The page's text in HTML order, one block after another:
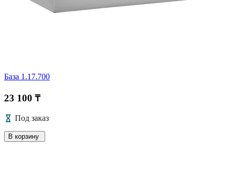
База 1.17.700
23 100 ₸
Под заказ
В корзину